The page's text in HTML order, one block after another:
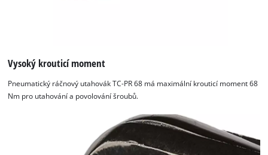
Vysoký krouticí moment
Pneumatický ráčnový utahovák TC-PR 68 má maximální krouticí moment 68
Nm pro utahování a povolování šroubů.